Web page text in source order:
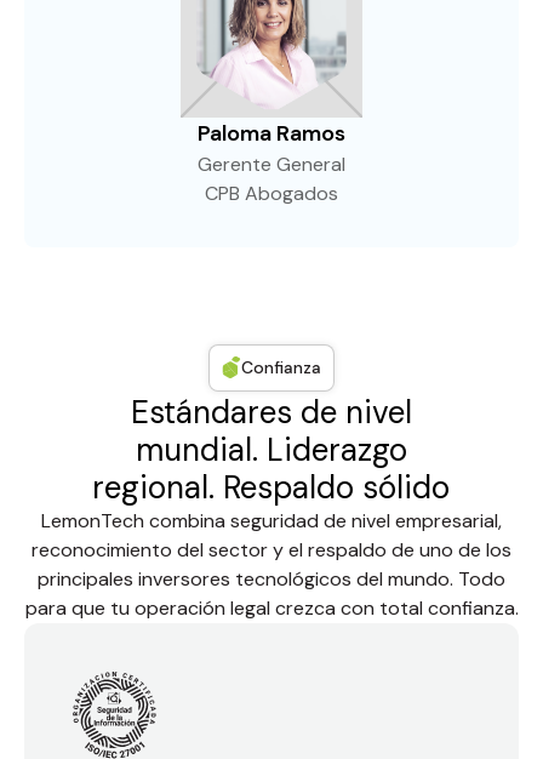
Paloma Ramos
Gerente General
CPB Abogados
Confianza
Estándares de nivel
mundial. Liderazgo
regional. Respaldo sólido
LemonTech combina seguridad de nivel empresarial,
reconocimiento del sector y el respaldo de uno de los
principales inversores tecnológicos del mundo. Todo
para que tu operación legal crezca con total confianza.